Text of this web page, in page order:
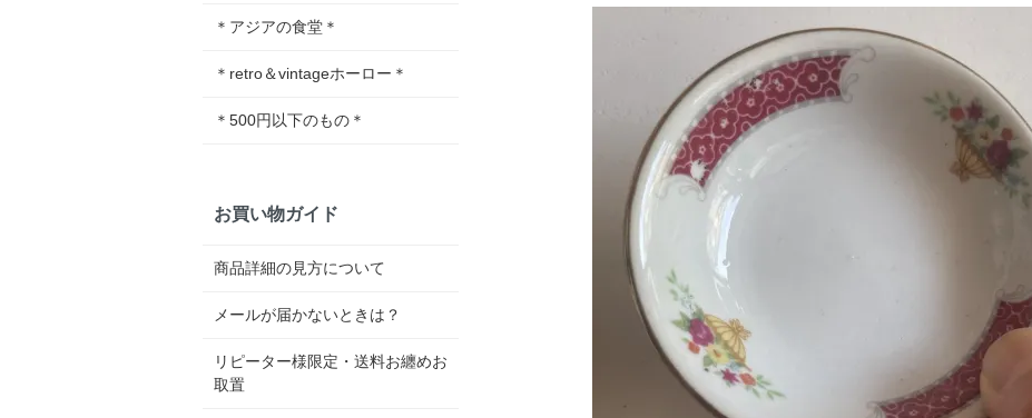
＊アジアの食堂＊
＊retro＆vintageホーロー＊
＊500円以下のもの＊
お買い物ガイド
商品詳細の見方について
メールが届かないときは？
リピーター様限定・送料お纏めお
取置